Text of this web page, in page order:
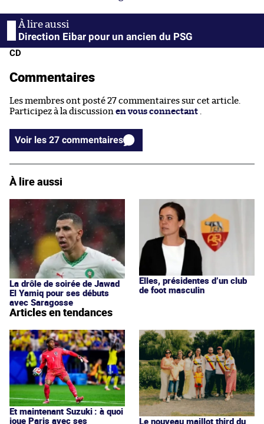
Direction Eibar pour un ancien du PSG
CD
Commentaires
Les membres ont posté 27 commentaires sur cet article.
Participez à la discussion en vous connectant
Voir les 27 commentaires
À lire aussi
La drôle de soirée de Jawad
El Yamiq pour ses débuts
avec Saragosse
Elles, présidentes d’un club
de foot masculin
Articles en tendances
Et maintenant Suzuki : à quoi
joue Paris avec ses
Le nouveau maillot third du